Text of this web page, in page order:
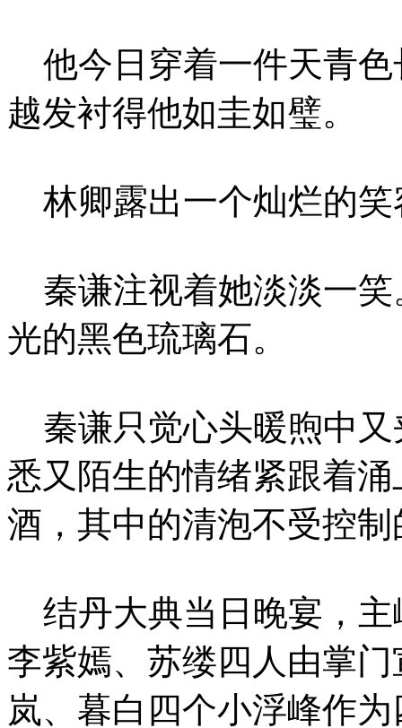
他今日穿着一件天青色
越发衬得他如圭如璧。
林卿露出一个灿烂的笑
秦谦注视着她淡淡一笑
光的黑色琉璃石。
秦谦只觉心头暖煦中又
悉又陌生的情绪紧跟着
酒，其中的清泡不受控
结丹大典当日晚宴，主
李紫嫣、苏缕四人由掌
岚、暮白四个小浮峰作